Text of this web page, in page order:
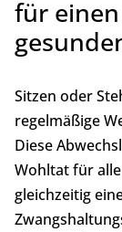
für
Sitzen oder
regelmäßige
Diese
Wohltat für
gleichzeitig